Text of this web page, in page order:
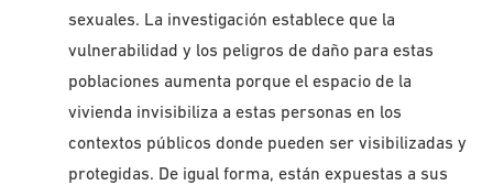
sexuales. La investigación establece que la
vulnerabilidad y los peligros de daño para estas
poblaciones aumenta porque el espacio de la
vivienda invisibiliza a estas personas en los
contextos públicos donde pueden ser visibilizadas y
protegidas. De igual forma, están expuestas a sus